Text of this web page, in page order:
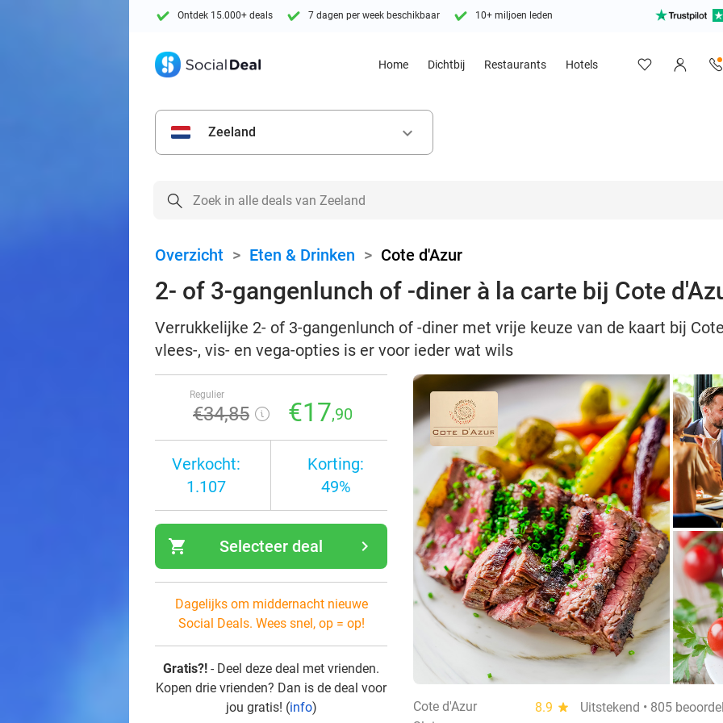
Ontdek 15.000+ deals 7 dagen per week beschikbaar 10+ miljoen leden
Home Dichtbij Restaurants Hotels
Zeeland keyboard_arrow_down
Overzicht > Eten & Drinken > Cote d'Azur
2- of 3-gangenlunch of -diner à la carte bij Cote
Verrukkelijke 2- of 3-gangenlunch of -diner met vrije keuze van de kaart bij
vlees-, vis- en vega-opties is er voor ieder wat wils
Regulier
€34,85 €17,90
Verkocht:
1.107
Korting:
49%
shopping_cart navigate_next
Selecteer deal
Dagelijks om middernacht nieuwe
Social Deals. Wees snel, op = op!
Gratis?! - Deel deze deal met vrienden.
Kopen drie vrienden? Dan is de deal voor
jou gratis! (info) Cote d'Azur 8.9 star
Uitstekend • 805